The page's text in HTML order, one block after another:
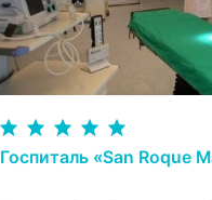
Госпиталь «San Roque